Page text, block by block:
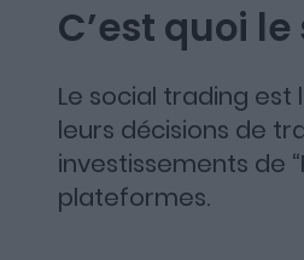
C’est quoi
Le social trading
leurs décisions de
investissements de
plateformes.